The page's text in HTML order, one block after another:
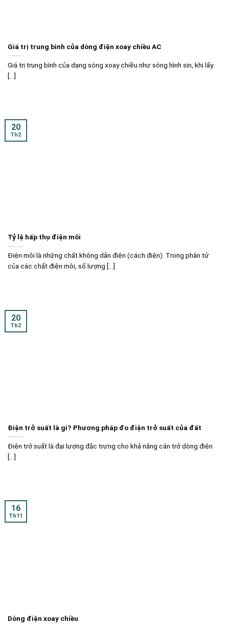
Giá trị trung bình của dòng điện xoay chiều AC
Giá trị trung bình của dạng sóng xoay chiều như sóng hình sin, khi lấy
[...]
Tỷ lệ hấp thụ điện môi
Điện môi là những chất không dẫn điện (cách điện). Trong phân tử
của các chất điện môi, số lượng [...]
20
Th2
Điện trở suất là gì? Phương pháp đo điện trở suất của đất
Điện trở suất là đại lượng đặc trưng cho khả năng cản trở dòng điện
[...]
20
Th2
Dòng điện xoay chiều
16
Th11